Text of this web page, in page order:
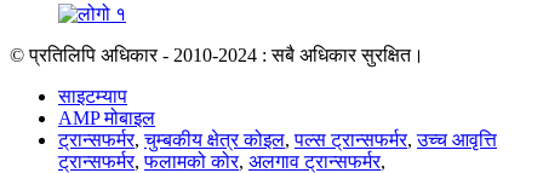
© प्रतिलिपि अधिकार - 2010-2024 : सबै अधिकार सुरक्षित।
साइटम्याप
AMP मोबाइल
ट्रान्सफर्मर,चुम्बकीय क्षेत्र कोइल,पल्स ट्रान्सफर्मर,उच्च आवृत्ति
ट्रान्सफर्मर,फलामको कोर, अलगाव ट्रान्सफर्मर,